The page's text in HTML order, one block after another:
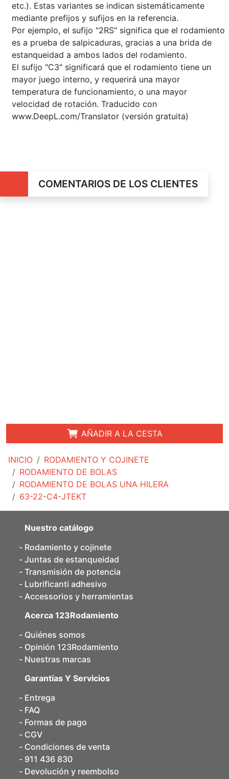
INICIO
RODAMIENTO Y COJINETE
RODAMIENTO DE BOLAS
RODAMIENTO DE BOLAS UNA HILERA
63-22-C4-JTEKT
etc.). Estas variantes se indican sistemáticamente
mediante prefijos y sufijos en la referencia.
Por ejemplo, el sufijo "2RS" significa que el rodamiento
es a prueba de salpicaduras, gracias a una brida de
estanqueidad a ambos lados del rodamiento.
El sufijo "C3" significará que el rodamiento tiene un
mayor juego interno, y requerirá una mayor
temperatura de funcionamiento, o una mayor
velocidad de rotación. Traducido con
www.DeepL.com/Translator (versión gratuita)
COMENTARIOS DE LOS CLIENTES
AÑADIR A LA CESTA
Nuestro catálogo
Rodamiento y cojinete
Juntas de estanqueidad
Transmisión de potencia
Lubrificanti adhesivo
Accessorios y herramientas
Acerca 123Rodamiento
Quiénes somos
Opinión 123Rodamiento
Nuestras marcas
Garantías Y Servicios
Entrega
FAQ
Formas de pago
CGV
Condiciones de venta
911 436 830
Devolución y reembolso